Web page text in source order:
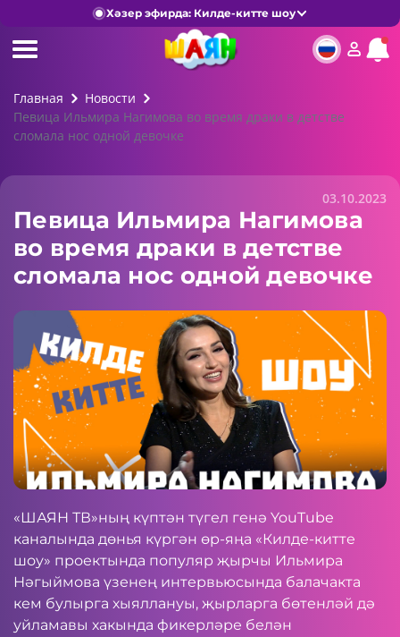
Хәзер эфирда: Килде-китте шоу
Главная
Новости
Певица Ильмира Нагимова во время драки в детстве
сломала нос одной девочке
03.10.2023
Певица Ильмира Нагимова
во время драки в детстве
сломала нос одной девочке
«ШАЯН ТВ»ның күптән түгел генә YouTube
каналында дөнья күргән өр-яңа «Килде-китте
шоу» проектында популяр җырчы Ильмира
Нәгыймова үзенең интервьюсында балачакта
кем булырга хыяллануы, җырларга бөтенләй дә
уйламавы хакында фикерләре белән